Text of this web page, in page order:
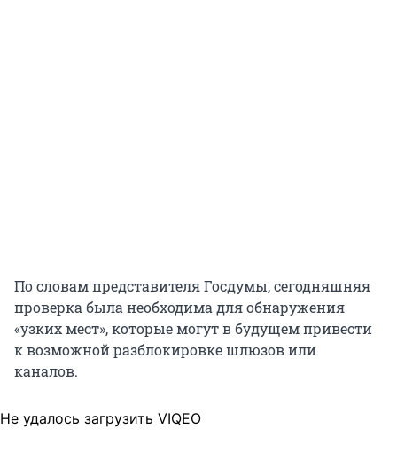
По словам представителя Госдумы, сегодняшняя
проверка была необходима для обнаружения
«узких мест», которые могут в будущем привести
к возможной разблокировке шлюзов или
каналов.
Не удалось загрузить VIQEO